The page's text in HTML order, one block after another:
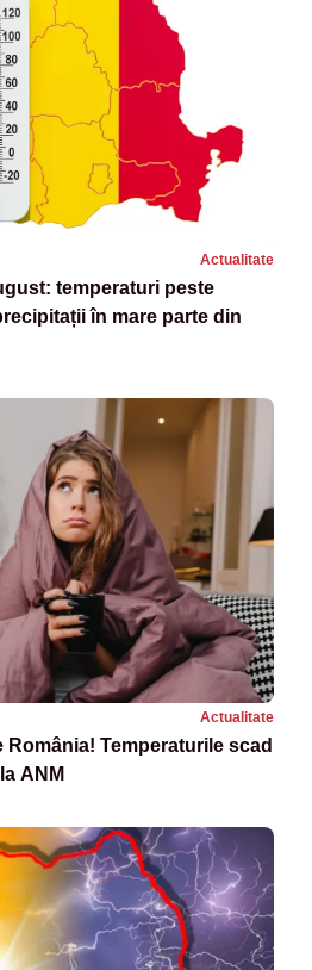
Actualitate
temperaturi peste
în mare parte din
Actualitate
România! Temperaturile scad
ANM